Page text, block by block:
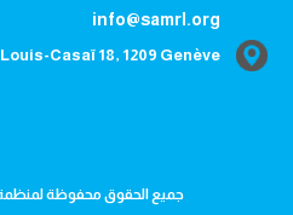
info@samrl.org
Casaï 18, 1209 Genève
جميع الحقوق محفوظة لمنظمة سام © 2023،